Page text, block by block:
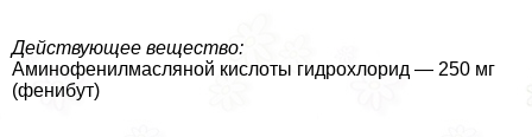
Действующее вещество:
Аминофенилмасляной кислоты гидрохлорид — 250 мг
(фенибут)